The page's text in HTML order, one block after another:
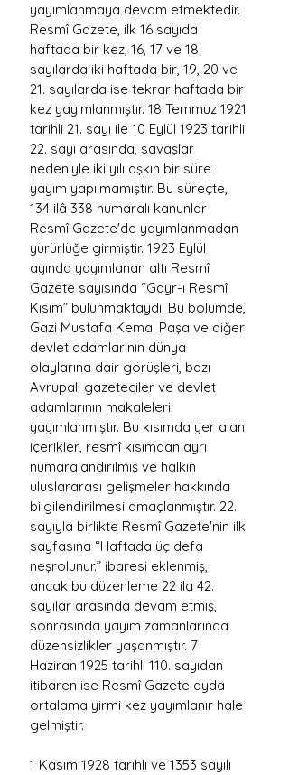
yayımlanmaya devam etmektedir.
Resmî Gazete, ilk 16 sayıda
haftada bir kez, 16, 17 ve 18.
sayılarda iki haftada bir, 19, 20 ve
21. sayılarda ise tekrar haftada bir
kez yayımlanmıştır. 18 Temmuz 1921
tarihli 21. sayı ile 10 Eylül 1923 tarihli
22. sayı arasında, savaşlar
nedeniyle iki yılı aşkın bir süre
yayım yapılmamıştır. Bu süreçte,
134 ilâ 338 numaralı kanunlar
Resmî Gazete'de yayımlanmadan
yürürlüğe girmiştir. 1923 Eylül
ayında yayımlanan altı Resmî
Gazete sayısında “Gayr-ı Resmî
Kısım” bulunmaktaydı. Bu bölümde,
Gazi Mustafa Kemal Paşa ve diğer
devlet adamlarının dünya
olaylarına dair görüşleri, bazı
Avrupalı gazeteciler ve devlet
adamlarının makaleleri
yayımlanmıştır. Bu kısımda yer alan
içerikler, resmî kısımdan ayrı
numaralandırılmış ve halkın
uluslararası gelişmeler hakkında
bilgilendirilmesi amaçlanmıştır. 22.
sayıyla birlikte Resmî Gazete'nin ilk
sayfasına “Haftada üç defa
neşrolunur.” ibaresi eklenmiş,
ancak bu düzenleme 22 ila 42.
sayılar arasında devam etmiş,
sonrasında yayım zamanlarında
düzensizlikler yaşanmıştır. 7
Haziran 1925 tarihli 110. sayıdan
itibaren ise Resmî Gazete ayda
ortalama yirmi kez yayımlanır hale
gelmiştir.
1 Kasım 1928 tarihli ve 1353 sayılı